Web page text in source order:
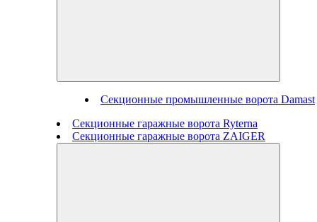
Секционные промышленные ворота Damast
Секционные гаражные ворота Ryterna
Секционные гаражные ворота ZAIGER